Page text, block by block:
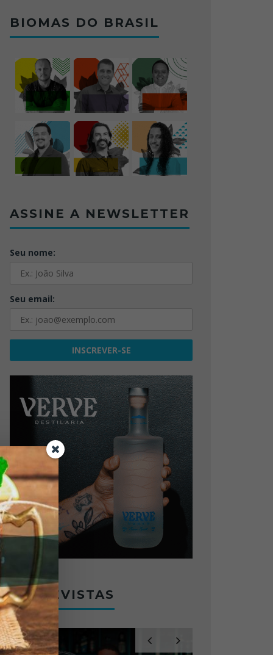
BIOMAS DO BRASIL
ASSINE A NEWSLETTER
Seu nome:
Seu email:
ENTREVISTAS